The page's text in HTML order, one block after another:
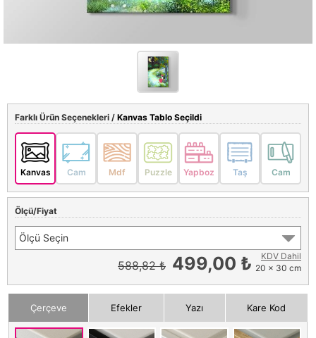
Farklı Ürün Seçenekleri / Kanvas Tablo Seçildi
Kanvas Cam Mdf Puzzle Yapboz Taş Cam
Ölçü/Fiyat
Ölçü Seçin
588,82 ₺ 499,00 ₺
KDV Dahil
20 x 30 cm
Çerçeve Efekler Yazı Kare Kod